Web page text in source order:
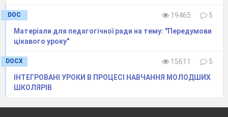
DOC 19465
5
Матеріали для педагогічної ради на тему: "Передумови
цікавого уроку"
DOCX 15611
5
ІНТЕГРОВАНІ УРОКИ В ПРОЦЕСІ НАВЧАННЯ МОЛОДШИХ
ШКОЛЯРІВ